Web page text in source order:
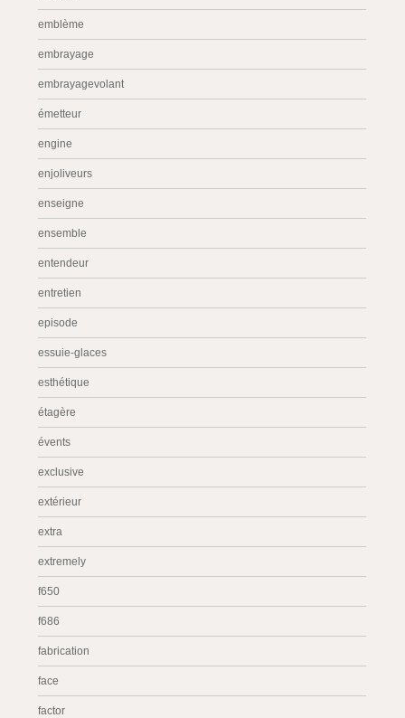
emblème
embrayage
embrayagevolant
émetteur
engine
enjoliveurs
enseigne
ensemble
entendeur
entretien
episode
essuie-glaces
esthétique
étagère
évents
exclusive
extérieur
extra
extremely
f650
f686
fabrication
face
factor